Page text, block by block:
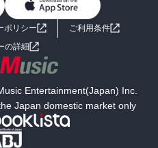
男子向けラノベ
小説
海外小説
SF
文学
お問い合わせ
ポリシー
ご利用条件
の詳細
Entertainment(Japan) Inc.
Japan domestic market only